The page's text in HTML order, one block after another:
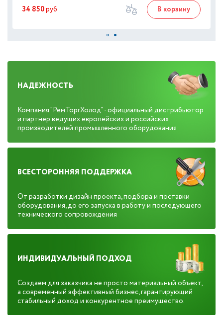
34 850руб В корзину
НАДЕЖНОСТЬ
Компания "РемТоргХолод" - официальный дистрибьютор
и партнер ведущих европейских и российских
производителей промышленного оборудования
ВСЕСТОРОННЯЯ ПОДДЕРЖКА
От разработки дизайн проекта, подбора и поставки
оборудования, до его запуска в работу и последующего
технического сопровождения
ИНДИВИДУАЛЬНЫЙ ПОДХОД
Создаем для заказчика не просто материальный объект,
а современный эффективный бизнес, гарантирующий
стабильный доход и конкурентное преимущество.